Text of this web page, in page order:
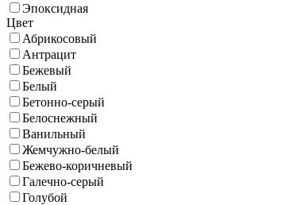
Эпоксидная
Цвет
Абрикосовый
Антрацит
Бежевый
Белый
Бетонно-серый
Белоснежный
Ванильный
Жемчужно-белый
Бежево-коричневый
Галечно-серый
Голубой